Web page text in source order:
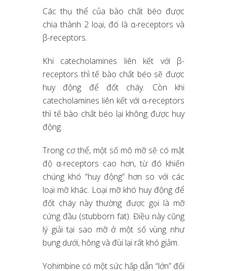
Các thụ thể của bào chất béo được
chia thành 2 loại, đó là α-receptors và
β-receptors.
Khi catecholamines liên kết với β-
receptors thì tế bào chất béo sẽ được
huy động để đốt cháy. Còn khi
catecholamines liên kết với α-receptors
thì tế bào chất béo lại không được huy
động.
Trong cơ thể, một số mô mỡ sẽ có mật
độ α-receptors cao hơn, từ đó khiến
chúng khó “huy động” hơn so với các
loại mỡ khác. Loại mỡ khó huy động để
đốt cháy này thường được gọi là mỡ
cứng đầu (stubborn fat). Điều này cũng
lý giải tại sao mỡ ở một số vùng như
bụng dưới, hông và đùi lại rất khó giảm.
Yohimbine có một sức hấp dẫn “lớn” đối